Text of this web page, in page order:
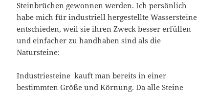
Steinbrüchen gewonnen werden. Ich persönlich
habe mich für industriell hergestellte Wassersteine
entschieden, weil sie ihren Zweck besser erfüllen
und einfacher zu handhaben sind als die
Natursteine:
Industriesteine kauft man bereits in einer
bestimmten Größe und Körnung. Da alle Steine